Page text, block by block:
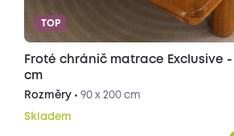
TOP
Froté chránič matrace Exclusive -
cm
Rozměry • 90 x 200 cm
Skladem